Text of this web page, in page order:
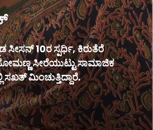
ಸೀಸನ್ 10ರ ಸ್ಪರ್ಧಿ, ಕಿರುತೆರೆ
ಸೀರೆಯುಟ್ಟು ಸಾಮಾಜಿಕ
ಸಖತ್ ಮಿಂಚುತ್ತಿದ್ದಾರೆ.